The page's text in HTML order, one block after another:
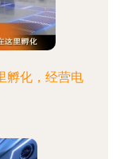
孵化，经营电